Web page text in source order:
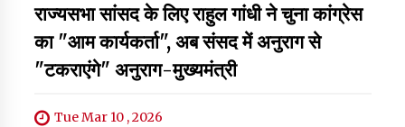
राज्यसभा सांसद के लिए राहुल गांधी ने चुना कांग्रेस
का "आम कार्यकर्ता", अब संसद में अनुराग से
"टकराएंगे" अनुराग-मुख्यमंत्री
Tue Mar 10 , 2026